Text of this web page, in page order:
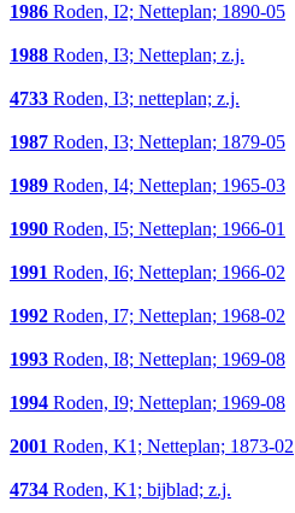
1986 Roden, I2; Netteplan; 1890-05
1988 Roden, I3; Netteplan; z.j.
4733 Roden, I3; netteplan; z.j.
1987 Roden, I3; Netteplan; 1879-05
1989 Roden, I4; Netteplan; 1965-03
1990 Roden, I5; Netteplan; 1966-01
1991 Roden, I6; Netteplan; 1966-02
1992 Roden, I7; Netteplan; 1968-02
1993 Roden, I8; Netteplan; 1969-08
1994 Roden, I9; Netteplan; 1969-08
2001 Roden, K1; Netteplan; 1873-02
4734 Roden, K1; bijblad; z.j.